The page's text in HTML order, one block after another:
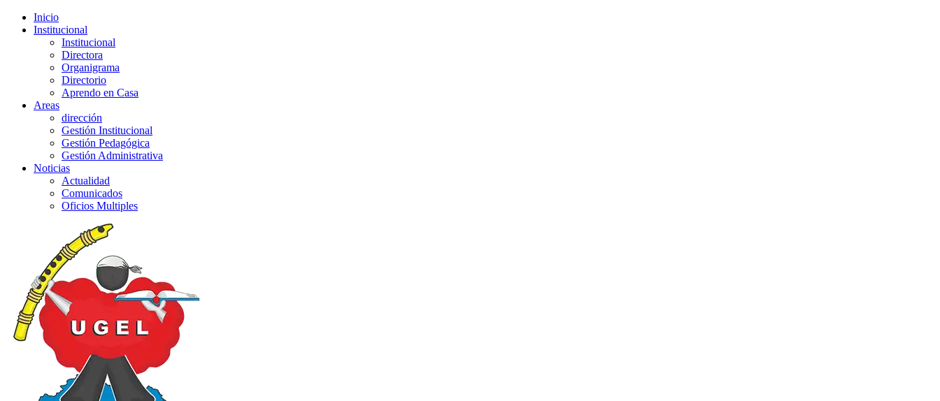
Inicio
Institucional
Institucional
Directora
Organigrama
Directorio
Aprendo en Casa
Areas
dirección
Gestión Institucional
Gestión Pedagógica
Gestión Administrativa
Noticias
Actualidad
Comunicados
Oficios Multiples